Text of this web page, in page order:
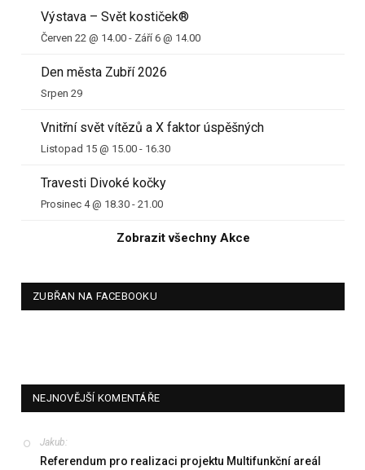
Výstava – Svět kostiček®
Červen 22 @ 14.00 - Září 6 @ 14.00
Den města Zubří 2026
Srpen 29
Vnitřní svět vítězů a X faktor úspěšných
Listopad 15 @ 15.00 - 16.30
Travesti Divoké kočky
Prosinec 4 @ 18.30 - 21.00
Zobrazit všechny Akce
ZUBŘAN NA FACEBOOKU
NEJNOVĚJŠÍ KOMENTÁŘE
Jakub:
Referendum pro realizaci projektu Multifunkční areál